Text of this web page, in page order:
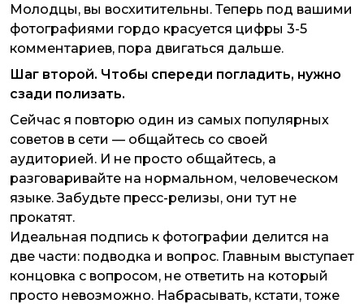
Молодцы, вы восхитительны. Теперь под вашими
фотографиями гордо красуется цифры 3-5
комментариев, пора двигаться дальше.
Шаг второй. Чтобы спереди погладить, нужно
сзади полизать.
Сейчас я повторю один из самых популярных
советов в сети — общайтесь со своей
аудиторией. И не просто общайтесь, а
разговаривайте на нормальном, человеческом
языке. Забудьте пресс-релизы, они тут не
прокатят.
Идеальная подпись к фотографии делится на
две части: подводка и вопрос. Главным выступает
концовка с вопросом, не ответить на который
просто невозможно. Набрасывать, кстати, тоже